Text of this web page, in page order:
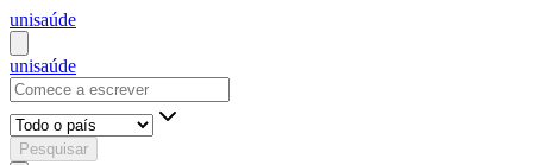
unisaúde
unisaúde
Pesquisar